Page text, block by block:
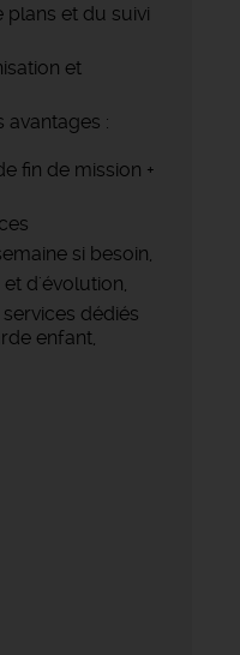
plans et du suivi
et
avantages :
fin de mission +
si besoin,
d'évolution,
dédiés
enfant,